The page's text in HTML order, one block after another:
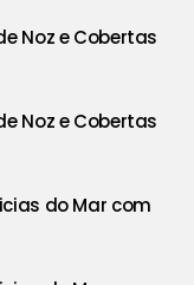
Noz e Cobertas
Noz e Cobertas
do Mar com